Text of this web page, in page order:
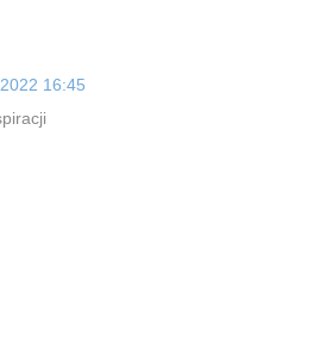
16:45